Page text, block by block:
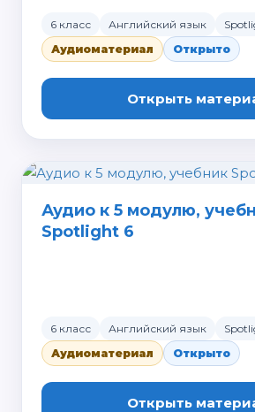
6 класс Английский язык
Аудиоматериал
Открыто
Открыть
Аудио к 5 модулю,
Spotlight 6
6 класс Английский язык
Аудиоматериал
Открыто
Открыть